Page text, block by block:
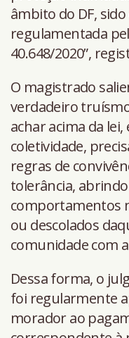
âmbito do DF,
regulamentada
40.648/2020”,
O magistrado
verdadeiro
achar acima da
coletividade,
regras de
tolerância,
comportamentos
ou descolados
comunidade com
Dessa forma, o
foi regularmente
morador ao